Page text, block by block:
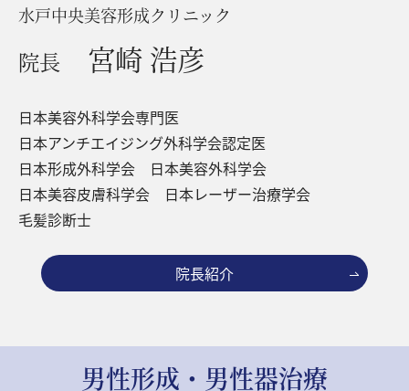
水戸中央美容形成クリニック
院長 宮崎 浩彦
日本美容外科学会専門医
日本アンチエイジング外科学会認定医
日本形成外科学会 日本美容外科学会
日本美容皮膚科学会 日本レーザー治療学会
毛髪診断士
院長紹介
男性形成・男性器治療